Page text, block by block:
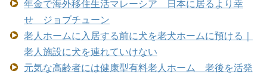
年金で海外移住生活マレーシア 日本に居るより幸
せ ジョブチューン
老人ホームに入居する前に犬を老犬ホームに預ける｜
老人施設に犬を連れていけない
元気な高齢者には健康型有料老人ホーム 老後を活発